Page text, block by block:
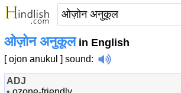
ओज़ोन अनुकूलin English
[ ojon anukul ] sound:
ADJ